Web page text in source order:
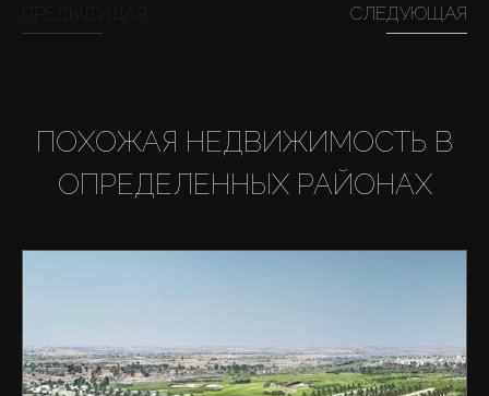
СЛЕДУЮЩАЯ
ПОХОЖАЯ НЕДВИЖИМОСТЬ В
ОПРЕДЕЛЕННЫХ РАЙОНАХ